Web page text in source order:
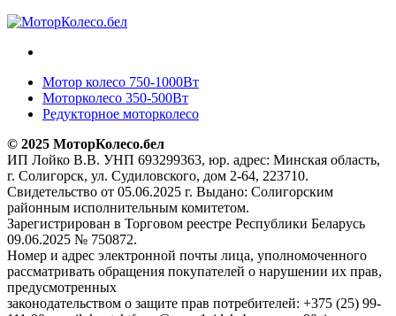
Мотор колесо 750-1000Вт
Моторколесо 350-500Вт
Редукторное моторколесо
© 2025 МоторКолесо.бел
ИП Лойко В.В. УНП 693299363, юр. адрес: Минская область,
г. Солигорск, ул. Судиловского, дом 2-64, 223710.
Свидетельство от 05.06.2025 г. Выдано: Солигорским
районным исполнительным комитетом.
Зарегистрирован в Торговом реестре Республики Беларусь
09.06.2025 № 750872.
Номер и адрес электронной почты лица, уполномоченного
рассматривать обращения покупателей о нарушении их прав,
предусмотренных
законодательством о защите прав потребителей: +375 (25) 99-